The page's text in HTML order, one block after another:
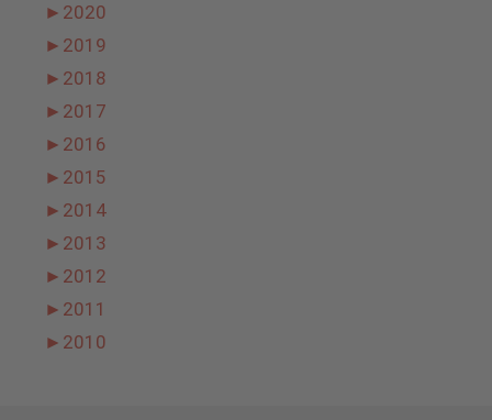
► 2020
► 2019
► 2018
► 2017
► 2016
► 2015
► 2014
► 2013
► 2012
► 2011
► 2010